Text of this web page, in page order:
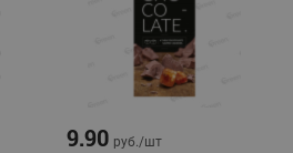
9.90 руб./шт